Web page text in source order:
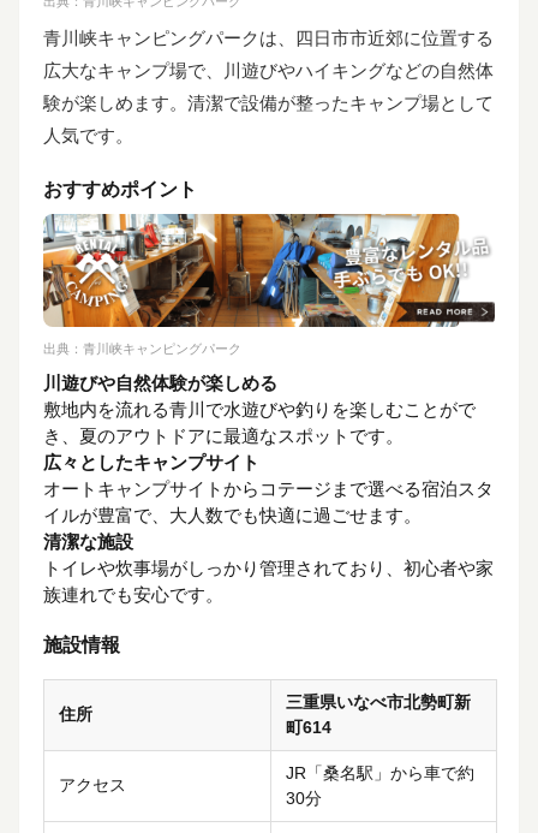
青川峡キャンピングパークは、四日市市近郊に位置する
広大なキャンプ場で、川遊びやハイキングなどの自然体
験が楽しめます。清潔で設備が整ったキャンプ場として
人気です。
おすすめポイント
出典： 青川峡キャンピングパーク
川遊びや自然体験が楽しめる
敷地内を流れる青川で水遊びや釣りを楽しむことがで
き、夏のアウトドアに最適なスポットです。
広々としたキャンプサイト
オートキャンプサイトからコテージまで選べる宿泊スタ
イルが豊富で、大人数でも快適に過ごせます。
清潔な施設
トイレや炊事場がしっかり管理されており、初心者や家
族連れでも安心です。
施設情報
住所
三重県いなべ市北勢町新
町614
アクセス
JR「桑名駅」から車で約
30分